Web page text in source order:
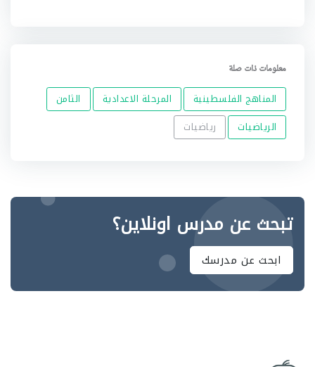
معلومات ذات صلة
المناهج الفلسطينية المرحلة الاعدادية
الثامن
الرياضيات
رياضيات
تبحث عن مدرس اونلاين؟
ابحث عن مدرسك